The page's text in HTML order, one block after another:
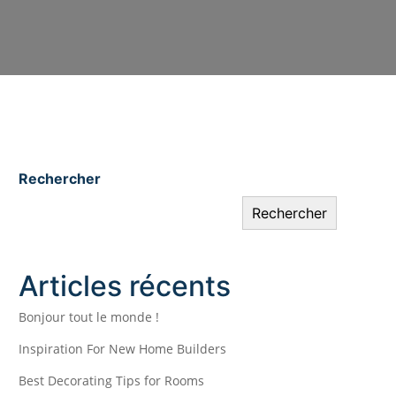
Rechercher
Rechercher
Articles récents
Bonjour tout le monde !
Inspiration For New Home Builders
Best Decorating Tips for Rooms